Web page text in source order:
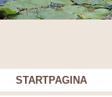
STARTPAGINA